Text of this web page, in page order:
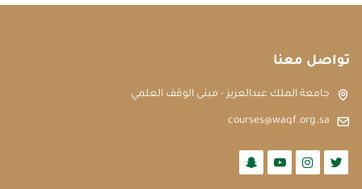
تواصل معنا
جامعة الملك عبدالعزيز - مبنى الوقف العلمي
courses@waqf.org.sa